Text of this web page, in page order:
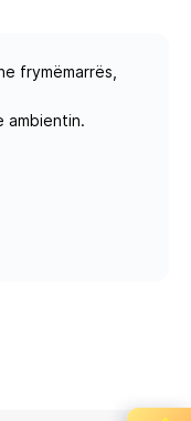
frymëmarrës,
ambientin.